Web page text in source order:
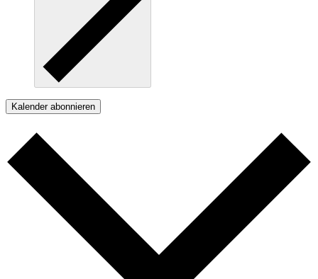
Kalender abonnieren